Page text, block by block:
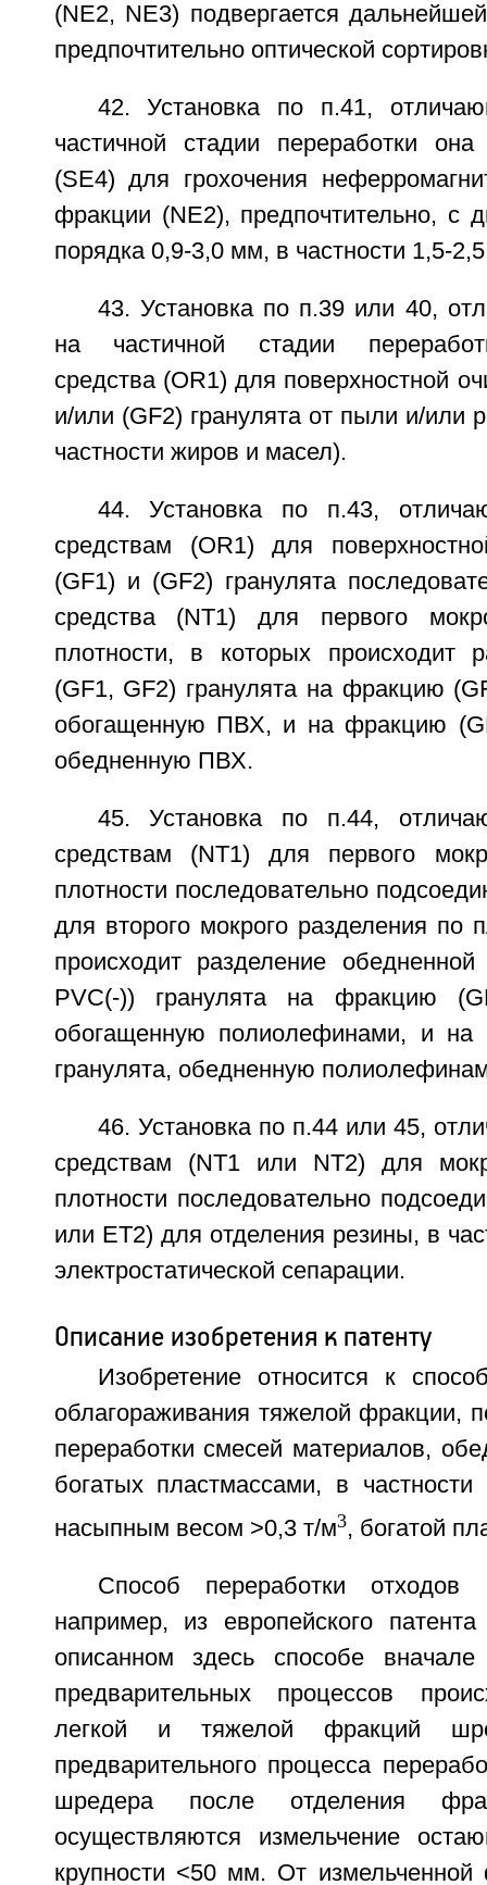
(NE2, NE3) подвергается
предпочтительно оптической
42. Установка по п.41,
частичной стадии переработки
(SE4) для грохочения
фракции (NE2), предпочтительно, с
порядка 0,9-3,0 мм, в частности 1,5-
43. Установка по п.39 или 40,
на частичной стадии
средства (OR1) для поверхностной
и/или (GF2) гранулята от пыли и/или
частности жиров и масел).
44. Установка по п.43,
средствам (OR1) для
(GF1) и (GF2) гранулята
средства (NT1) для первого
плотности, в которых происходит
(GF1, GF2) гранулята на фракцию
обогащенную ПВХ, и на фракцию
обедненную ПВХ.
45. Установка по п.44,
средствам (NT1) для первого
плотности последовательно
для второго мокрого разделения по
происходит разделение
PVC(-)) гранулята на фракцию
обогащенную полиолефинами, и на
гранулята, обедненную
46. Установка по п.44 или 45,
средствам (NT1 или NT2) для
плотности последовательно
или ЕТ2) для отделения резины, в
электростатической сепарации.
Описание изобретения к патенту
Изобретение относится к
облагораживания тяжелой фракции,
переработки смесей материалов,
богатых пластмассами, в
насыпным весом >0,3 т/м3, богатой
Способ переработки отходов
например, из европейского
описанном здесь способе
предварительных процессов
легкой и тяжелой фракций
предварительного процесса
шредера после отделения
осуществляются измельчение
крупности <50 мм. От измельченной